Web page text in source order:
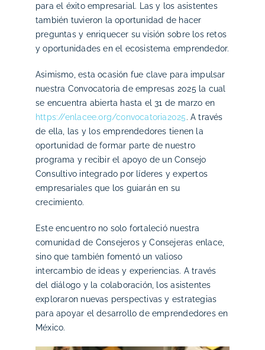
para el éxito empresarial. Las y los asistentes
también tuvieron la oportunidad de hacer
preguntas y enriquecer su visión sobre los retos
y oportunidades en el ecosistema emprendedor.
Asimismo, esta ocasión fue clave para impulsar
nuestra Convocatoria de empresas 2025 la cual
se encuentra abierta hasta el 31 de marzo en
https://enlacee.org/convocatoria2025. A través
de ella, las y los emprendedores tienen la
oportunidad de formar parte de nuestro
programa y recibir el apoyo de un Consejo
Consultivo integrado por líderes y expertos
empresariales que los guiarán en su
crecimiento.
Este encuentro no solo fortaleció nuestra
comunidad de Consejeros y Consejeras enlace,
sino que también fomentó un valioso
intercambio de ideas y experiencias. A través
del diálogo y la colaboración, los asistentes
exploraron nuevas perspectivas y estrategias
para apoyar el desarrollo de emprendedores en
México.